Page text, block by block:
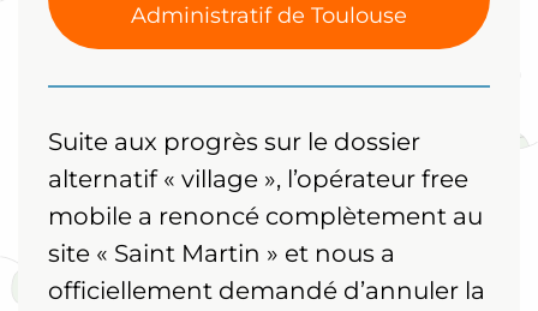
Administratif de Toulouse
Suite aux progrès sur le dossier
alternatif « village », l’opérateur free
mobile a renoncé complètement au
site « Saint Martin » et nous a
officiellement demandé d’annuler la